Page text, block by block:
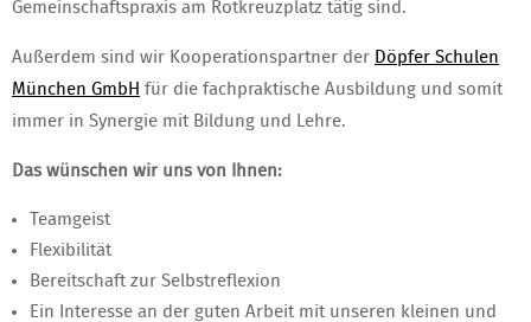
Gemeinschaftspraxis am Rotkreuzplatz tätig sind.
Außerdem sind wir Kooperationspartner der Döpfer Schulen
München GmbH für die fachpraktische Ausbildung und somit
immer in Synergie mit Bildung und Lehre.
Das wünschen wir uns von Ihnen:
Teamgeist
Flexibilität
Bereitschaft zur Selbstreflexion
Ein Interesse an der guten Arbeit mit unseren kleinen und